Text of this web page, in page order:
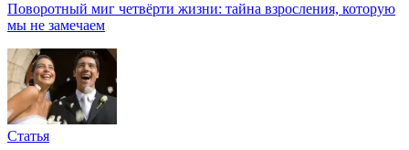
Поворотный миг четвёрти жизни: тайна взросления, которую
мы не замечаем
Статья